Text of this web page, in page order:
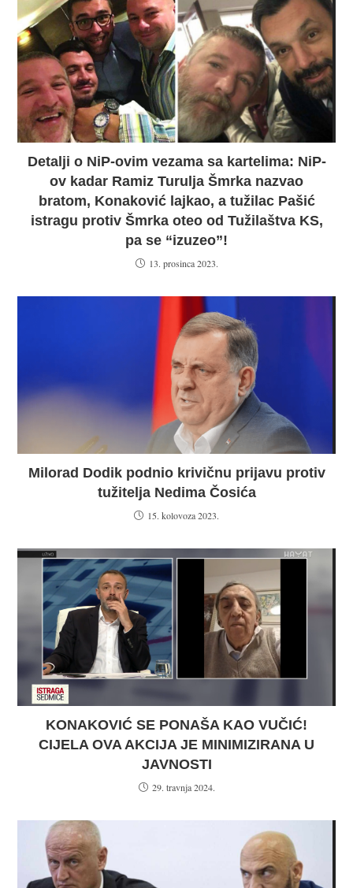
Detalji o NiP-ovim vezama sa kartelima: NiP-
ov kadar Ramiz Turulja Šmrka nazvao
bratom, Konaković lajkao, a tužilac Pašić
istragu protiv Šmrka oteo od Tužilaštva KS,
pa se “izuzeo”!
13. prosinca 2023.
Milorad Dodik podnio krivičnu prijavu protiv
tužitelja Nedima Čosića
15. kolovoza 2023.
KONAKOVIĆ SE PONAŠA KAO VUČIĆ!
CIJELA OVA AKCIJA JE MINIMIZIRANA U
JAVNOSTI
29. travnja 2024.